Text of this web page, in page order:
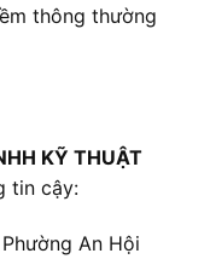
thông thường
KỸ THUẬT
tin cậy:
An Hội